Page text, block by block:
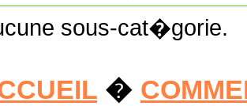
sous-cat�gorie.
�